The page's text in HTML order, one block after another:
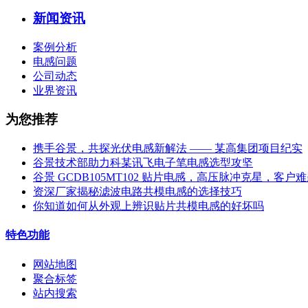
新闻资讯
案例分析
电感问题
公司动态
业界资讯
为您推荐
携手谷景，共探光伏电感新解法 —— 某高集团项目纪实
谷景技术部助力科某讯飞电子笔电感选型攻坚
谷景 GCDB105MT102 贴片电感，高压脉冲克星，客户
资深厂家揭秘滤波电路共模电感的选择技巧
你知道如何从外观上辨识贴片共模电感的好坏吗
特色功能
网站地图
聚合标签
站内搜索